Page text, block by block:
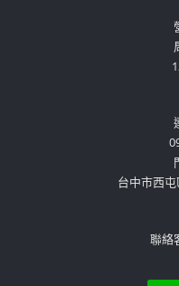
台中市西
聯絡